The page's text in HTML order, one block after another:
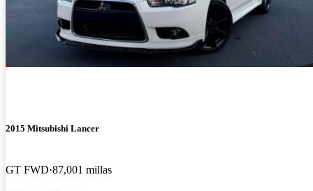
2015 Mitsubishi Lancer
GT FWD 87,001 millas